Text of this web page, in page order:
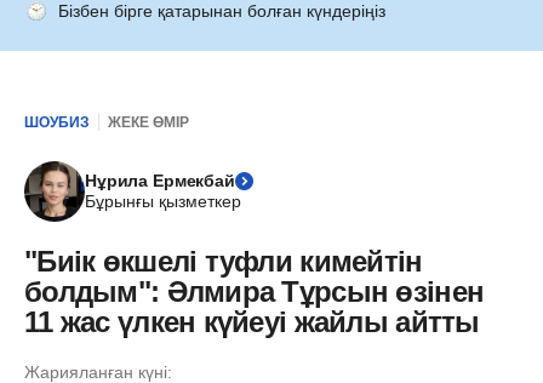
Бізбен бірге қатарынан болған күндеріңіз
ШОУБИЗ ЖЕКЕ ӨМІР
Нұрила Ермекбай
Бұрынғы қызметкер
"Биік өкшелі туфли кимейтін
болдым": Әлмира Тұрсын өзінен
11 жас үлкен күйеуі жайлы айтты
Жарияланған күні: